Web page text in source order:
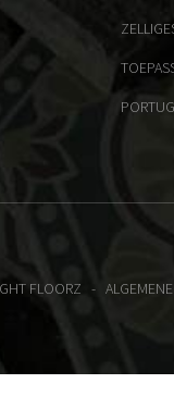
FLOORZ -